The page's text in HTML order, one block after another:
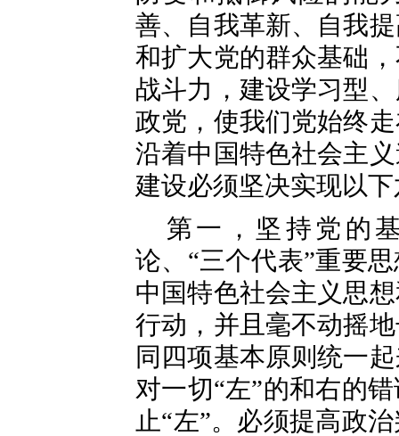
善、自我革新、自我
和扩大党的群众基础
战斗力，建设学习型
政党，使我们党始终
沿着中国特色社会主
建设必须坚决实现以
第一，坚持党的
论、“三个代表”重要
中国特色社会主义思
行动，并且毫不动摇
同四项基本原则统一
对一切“左”的和右的
止“左”。必须提高政